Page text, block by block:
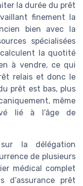
la durée du prêt
finement la
bien avec la
spécialisées
la quotité
à vendre, ce qui
relais et donc le
prêt est bas, plus
même
lié à l’âge de
la délégation
de plusieurs
médical complet
d’assurance prêt